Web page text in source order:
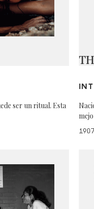
ser un ritual. Esta
1907